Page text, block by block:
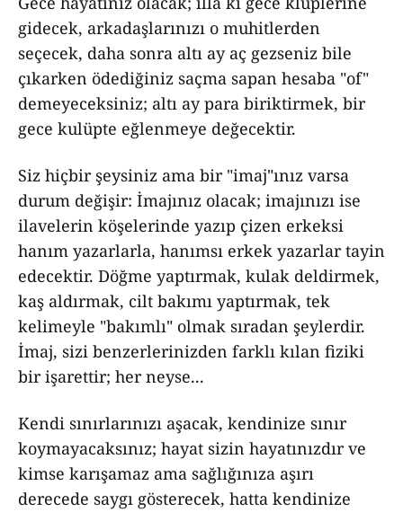
gidecek, arkadaşlarınızı o muhitlerden
seçecek, daha sonra altı ay aç gezseniz bile
çıkarken ödediğiniz saçma sapan hesaba "of"
demeyeceksiniz; altı ay para biriktirmek, bir
gece kulüpte eğlenmeye değecektir.
Siz hiçbir şeysiniz ama bir "imaj"ınız varsa
durum değişir: İmajınız olacak; imajınızı ise
ilavelerin köşelerinde yazıp çizen erkeksi
hanım yazarlarla, hanımsı erkek yazarlar tayin
edecektir. Döğme yaptırmak, kulak deldirmek,
kaş aldırmak, cilt bakımı yaptırmak, tek
kelimeyle "bakımlı" olmak sıradan şeylerdir.
İmaj, sizi benzerlerinizden farklı kılan fiziki
bir işarettir; her neyse...
Kendi sınırlarınızı aşacak, kendinize sınır
koymayacaksınız; hayat sizin hayatınızdır ve
kimse karışamaz ama sağlığınıza aşırı
derecede saygı gösterecek, hatta kendinize